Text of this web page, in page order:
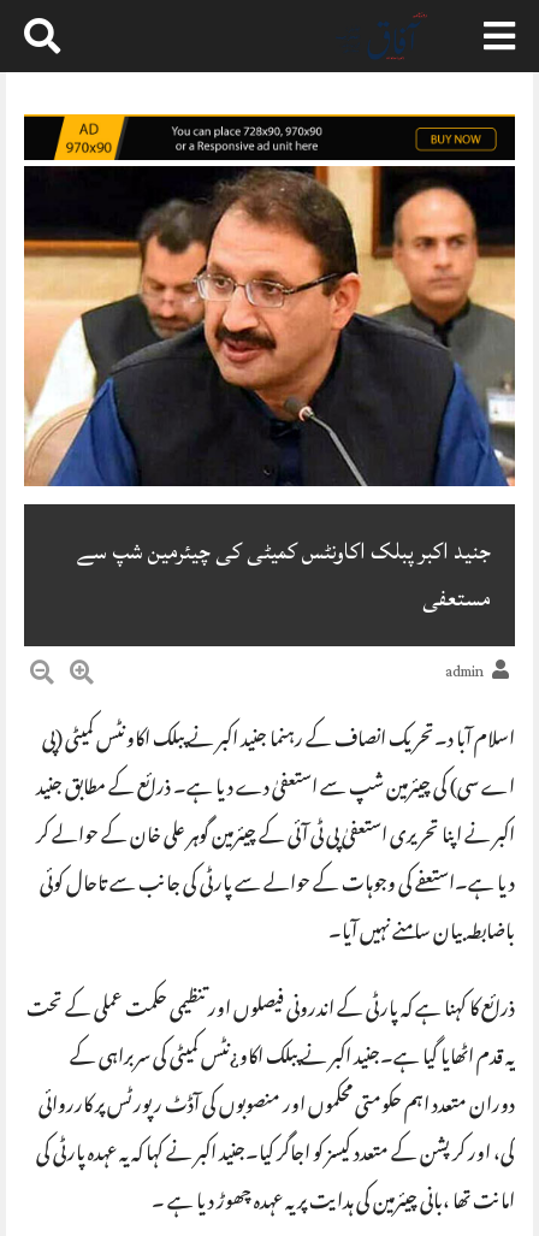
Skip
content
جنید اکبر پبلک اکاونٹس کمیٹی کی چیئرمین شپ سے
مستعفی
admin
اسلام آبا د۔تحریک انصاف کے رہنما جنید اکبر نے پبلک اکاونٹس کمیٹی (پی
اے سی) کی چیئرمین شپ سے استعفیٰ دے دیا ہے۔ ذرائع کے مطابق جنید
اکبر نے اپنا تحریری استعفیٰ پی ٹی آئی کے چیئرمین گوہر علی خان کے حوالے کر
دیا ہے۔استعفے کی وجوہات کے حوالے سے پارٹی کی جانب سے تاحال کوئی
باضابطہ بیان سامنے نہیں آیا۔
ذرائع کا کہنا ہے کہ پارٹی کے اندرونی فیصلوں اور تنظیمی حکمت عملی کے تحت
یہ قدم اٹھایا گیا ہے۔جنید اکبر نے پبلک اکاو¿نٹس کمیٹی کی سربراہی کے
دوران متعدد اہم حکومتی محکموں اور منصوبوں کی آڈٹ رپورٹس پر کارروائی
کی، اور کرپشن کے متعدد کیسز کو اجاگر کیا۔جنید اکبر نے کہا کہ یہ عہدہ پارٹی کی
امانت تھا ،بانی چیئرمین کی ہدایت پر یہ عہدہ چھوڑ دیا ہے ۔